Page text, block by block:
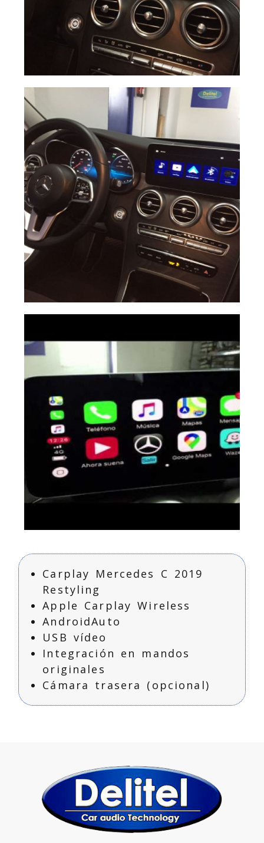
Carplay Mercedes
C W205 2019
Ampliar
Carplay Mercedes
C Restyling
Carplay Mercedes C 2019
Restyling
Apple Carplay Wireless
AndroidAuto
USB vídeo
Integración en mandos
originales
Cámara trasera (opcional)